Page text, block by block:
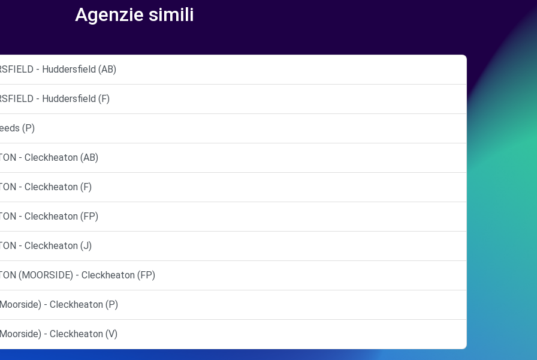
Agenzie simili
- Huddersfield (AB)
- Huddersfield (F)
(P)
- Cleckheaton (AB)
- Cleckheaton (F)
- Cleckheaton (FP)
- Cleckheaton (J)
(MOORSIDE) - Cleckheaton (FP)
- Cleckheaton (P)
- Cleckheaton (V)